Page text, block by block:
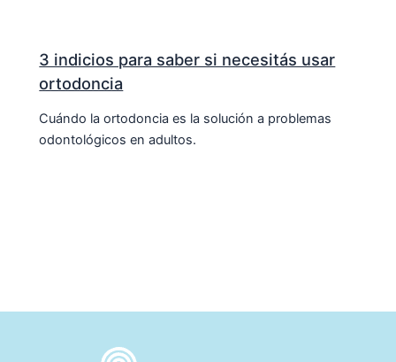
3 indicios para saber si necesitás usar
ortodoncia
Cuándo la ortodoncia es la solución a problemas
odontológicos en adultos.